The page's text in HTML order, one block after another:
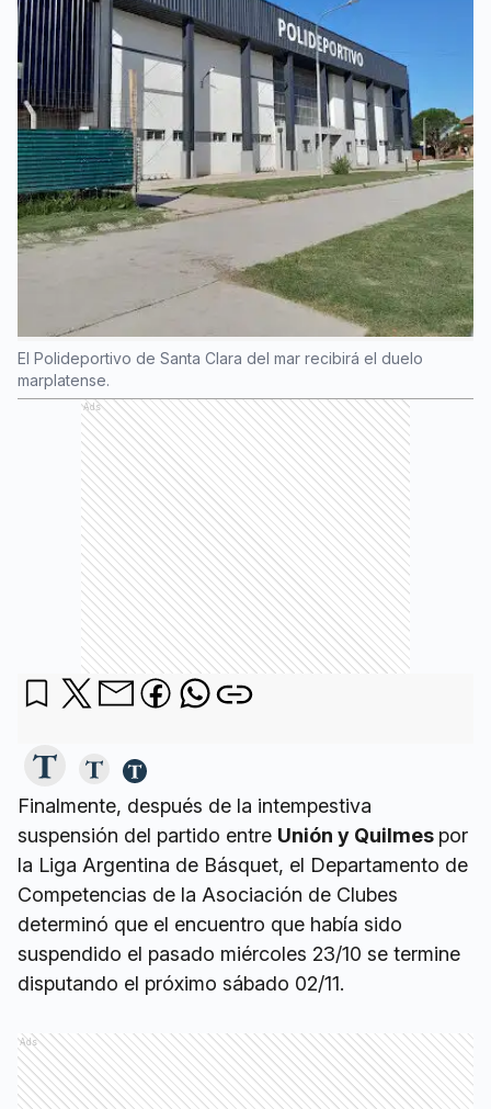
El Polideportivo de Santa Clara del mar recibirá el duelo
marplatense.
Ads
Finalmente, después de la intempestiva
suspensión del partido entre Unión y Quilmes por
la Liga Argentina de Básquet, el Departamento de
Competencias de la Asociación de Clubes
determinó que el encuentro que había sido
suspendido el pasado miércoles 23/10 se termine
disputando el próximo sábado 02/11.
Ads